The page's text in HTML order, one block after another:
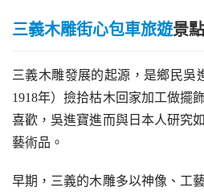
三義木雕街心包車旅遊景
三義木雕發展的起源，是鄉民吳
1918年）撿拾枯木回家加工做擺
喜歡，吳進寶進而與日本人研究
藝術品。
早期，三義的木雕多以神像、工